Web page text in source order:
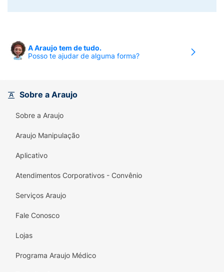
A Araujo tem de tudo.
Posso te ajudar de alguma forma?
Sobre a Araujo
Sobre a Araujo
Araujo Manipulação
Aplicativo
Atendimentos Corporativos - Convênio
Serviços Araujo
Fale Conosco
Lojas
Programa Araujo Médico